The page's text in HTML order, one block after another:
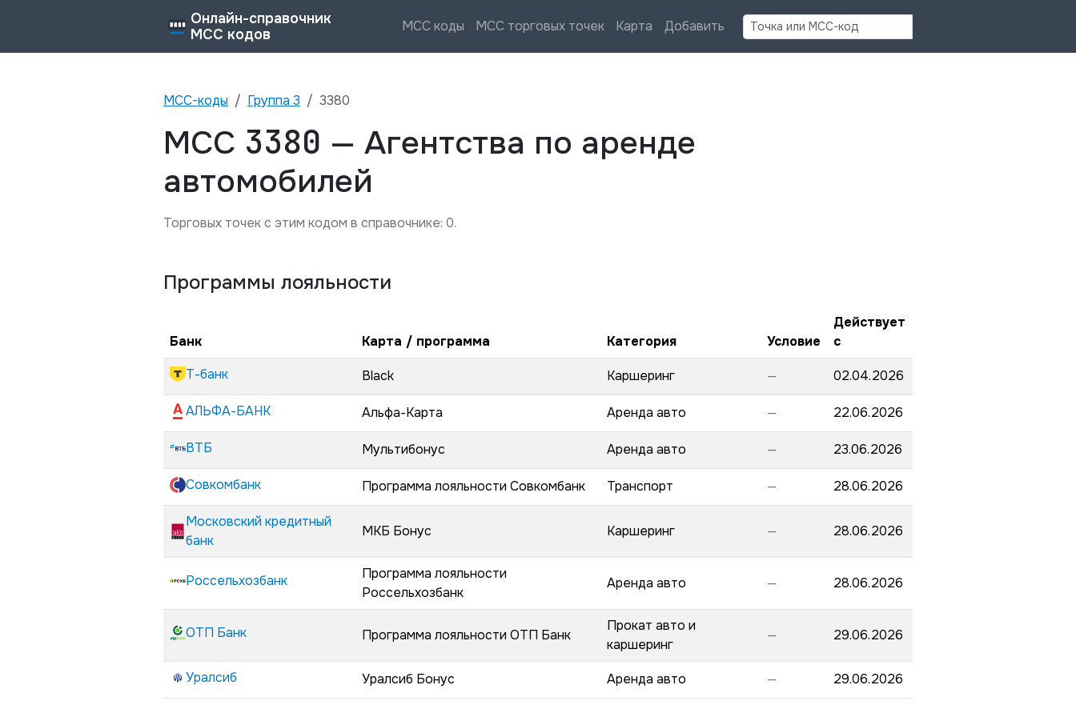
Онлайн-справочник
MCC кодов
MCC коды MCC торговых точек Карта Добавить Найти
MCC-коды Группа 3 3380
MCC 3380 — Агентства по аренде
автомобилей
Торговых точек с этим кодом в справочнике: 0.
Программы лояльности
Банк Карта / программа Категория Условие
Действует
с
Т-банк
Black Каршеринг — 02.04.2026
АЛЬФА-БАНК Альфа-Карта Аренда авто — 22.06.2026
ВТБ Мультибонус Аренда авто — 23.06.2026
Совкомбанк Программа лояльности Совкомбанк Транспорт — 28.06.2026
Московский кредитный
банк
МКБ Бонус Каршеринг — 28.06.2026
Россельхозбанк
Программа лояльности
Россельхозбанк
Аренда авто — 28.06.2026
ОТП Банк Программа лояльности ОТП Банк
Прокат авто и
каршеринг
— 29.06.2026
Уралсиб Уралсиб Бонус Аренда авто — 29.06.2026